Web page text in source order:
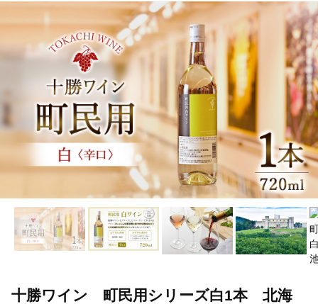
ワイン 十勝ワイン 町民用シリーズ白1本 北海道
十勝ワイン 町民用シリーズ白1本 北海